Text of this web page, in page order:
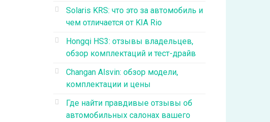
Solaris KRS: что это за автомобиль и
чем отличается от KIA Rio
Hongqi HS3: отзывы владельцев,
обзор комплектаций и тест-драйв
Changan Alsvin: обзор модели,
комплектации и цены
Где найти правдивые отзывы об
автомобильных салонах вашего